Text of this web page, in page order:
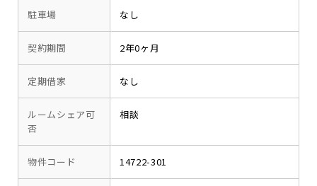
駐車場 なし
契約期間 2年0ヶ月
定期借家 なし
ルームシェア可
否
相談
物件コード 14722-301